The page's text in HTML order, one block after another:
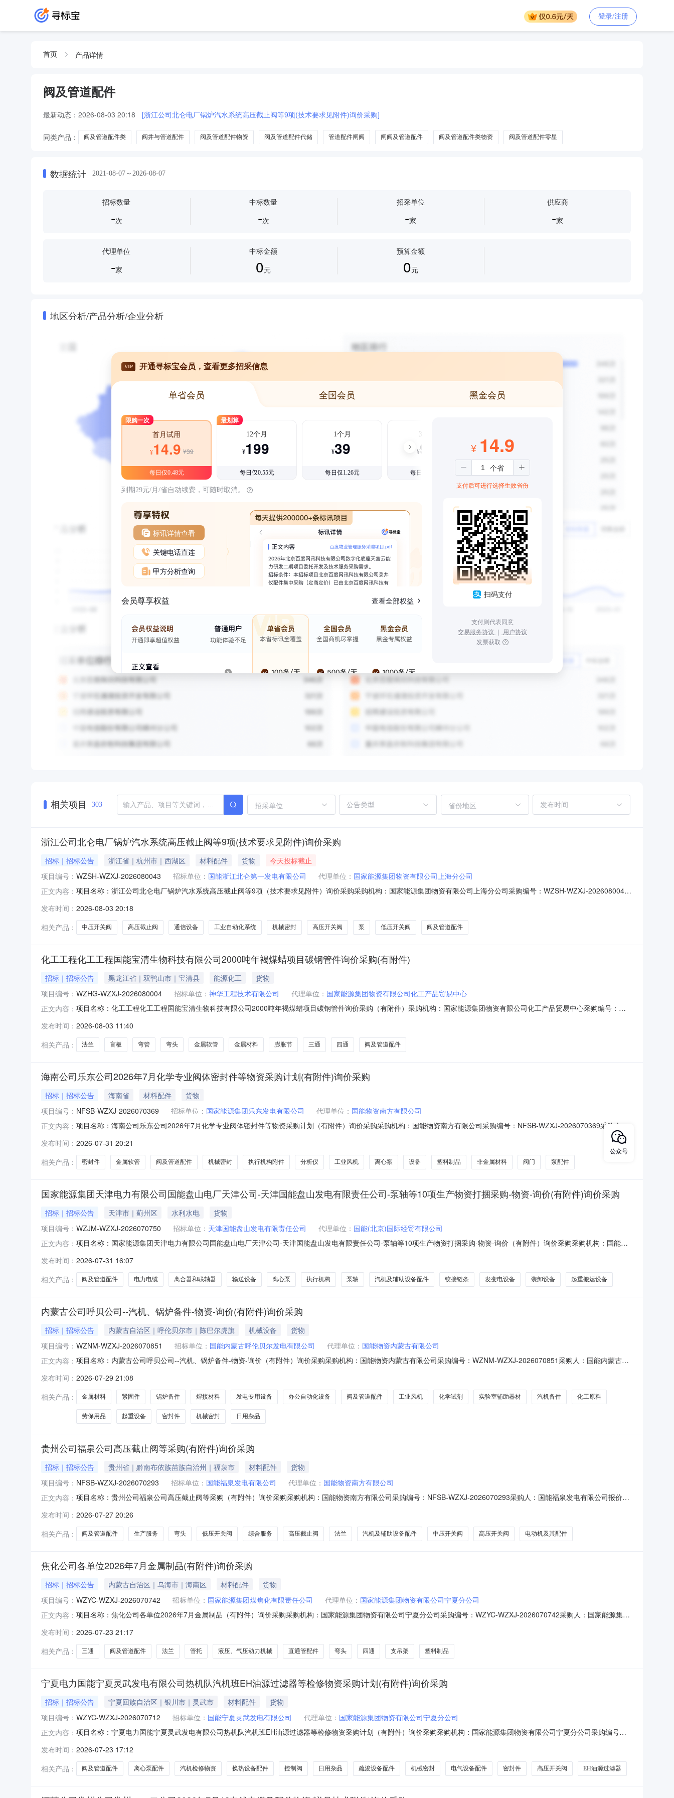
登录/注册
首页 产品详情
阀及管道配件
最新动态： 2026-08-03 20:18 [浙江公司北仑电厂锅炉汽水系统高压截止阀等9项(技术要求见附件)询价采购]
同类产品： 阀及管道配件类 阀井与管道配件 阀及管道配件物资 阀及管道配件代储 管道配件闸阀 闸阀及管道配件 阀及管道配件类物资 阀及管道配件零星
数据统计 2021-08-07～2026-08-07
招标数量
-次
中标数量
-次
招采单位
-家
供应商
-家
代理单位
-家
中标金额
0元
预算金额
0元
地区分析/产品分析/企业分析
VIP 开通寻标宝会员，查看更多招采信息
单省会员 全国会员 黑金会员
限购一次
首月试用
¥14.9 ¥39
每日仅0.48元
最划算
12个月
¥199
每日仅0.55元
1个月
¥39
每日仅1.26元
3个月
¥99
每日仅1.08元
到期29元/月/省自动续费，可随时取消。
标讯详情查看
关键电话直连
甲方分析查询
会员尊享权益 查看全部权益
¥ 14.9
支付后可进行选择生效省份
扫码支付
支付则代表同意
交易服务协议 ｜ 用户协议
发票获取
相关项目 303 招采单位 省份地区
浙江公司北仑电厂锅炉汽水系统高压截止阀等9项(技术要求见附件)询价采购
招标｜招标公告 浙江省｜杭州市｜西湖区 材料配件 货物
今天投标截止
项目编号： WZSH-WZXJ-2026080043 招标单位： 国能浙江北仑第一发电有限公司 代理单位： 国家能源集团物资有限公司上海分公司
正文内容： 项目名称：浙江公司北仑电厂锅炉汽水系统高压截止阀等9项（技术要求见附件）询价采购采购机构：国家能源集团物资有限公司上海分公司采购编号：WZSH-WZXJ-2026080043
用阀门;电气设备及配件-电动机及其配件;阀及管道配件-中压开关阀;通用设备及配件-工业自动化系统;泵及泵配件-其他泵;阀及管道配件-低压开关阀;密封件-机械密封及配件;广电通信
设备及配
发布时间： 2026-08-03 20:18
相关产品：
中压开关阀 高压截止阀 通信设备 工业自动化系统 机械密封 高压开关阀 泵 低压开关阀 阀及管道配件
化工工程化工工程国能宝清生物科技有限公司2000吨年褐煤蜡项目碳钢管件询价采购(有附件)
招标｜招标公告 黑龙江省｜双鸭山市｜宝清县 能源化工
货物
项目编号： WZHG-WZXJ-2026080004 招标单位： 神华工程技术有限公司 代理单位： 国家能源集团物资有限公司化工产品贸易中心
正文内容： 项目名称：化工工程化工工程国能宝清生物科技有限公司2000吨年褐煤蜡项目碳钢管件询价采购（有附件）采购机构：国家能源集团物资有限公司化工产品贸易中心采购编号：
色金属材料及制品;阀及管道配件-膨胀节;阀及管道配件-法兰;阀及管道配件-弯管;阀及管道配件-盲板;阀及管道配件-三通、四通;煤制油化工专用设备及配件-其他煤化工设备及配件;阀
及管道配
发布时间： 2026-08-03 11:40
相关产品：
法兰 盲板 弯管 弯头 金属软管 金属材料 膨胀节 三通 四通 阀及管道配件
海南公司乐东公司2026年7月化学专业阀体密封件等物资采购计划(有附件)询价采购
招标｜招标公告 海南省 材料配件
货物
项目编号： NFSB-WZXJ-2026070369 招标单位： 国家能源集团乐东发电有限公司 代理单位： 国能物资南方有限公司
正文内容： 项目名称：海南公司乐东公司2026年7月化学专业阀体密封件等物资采购计划（有附件）询价采购采购机构：国能物资南方有限公司采购编号：NFSB-WZXJ-2026070369采购人：
国家能源集团乐东发电有限公司报价人资格条件：无资质要求采购方式：询价采购询价方式：公开询价物资分类：阀及管道配件-阀门、执行机构的附件及配件;泵及泵配件-其他泵;泵
及泵配件-离心泵配件;密封件-机械密封及配件;非金属材料及制品-塑料制品;泵及泵配件-离心泵;通用设备及配件-净化设备及配件;仪器仪表-分析仪;通用设备及配件-工业风机和设备及
配
发布时间： 2026-07-31 20:21
相关产品：
密封件 金属软管 阀及管道配件 机械密封 执行机构附件 分析仪 工业风机 离心泵 设备 塑料制品 非金属材料 阀门 泵配件
国家能源集团天津电力有限公司国能盘山电厂天津公司-天津国能盘山发电有限责任公司-泵轴等10项生产物资打捆采购-物资-询价(有附件)询价采购
招标｜招标公告 天津市｜蓟州区 水利水电
货物
项目编号： WZJM-WZXJ-2026070750 招标单位： 天津国能盘山发电有限责任公司 代理单位： 国能(北京)国际经贸有限公司
正文内容： 项目名称：国家能源集团天津电力有限公司国能盘山电厂天津公司-天津国能盘山发电有限责任公司-泵轴等10项生产物资打捆采购-物资-询价（有附件）询价采购采购机构：国能
资分类：发电专用设备及配件-汽机及辅助设备配件;起重搬运设备及配件-输送设备及配件;发电专用设备及配件-发变电设备;阀及管道配件-执行机构;电线电缆-电力电缆;通用设备及配
件-离合器和
发布时间： 2026-07-31 16:07
相关产品：
阀及管道配件 电力电缆 离合器和联轴器 输送设备 离心泵 执行机构 泵轴 汽机及辅助设备配件 铰接链条 发变电设备 装卸设备 起重搬运设备
内蒙古公司呼贝公司--汽机、锅炉备件-物资-询价(有附件)询价采购
招标｜招标公告 内蒙古自治区｜呼伦贝尔市｜陈巴尔虎旗 机械设备
货物
项目编号： WZNM-WZXJ-2026070851 招标单位： 国能内蒙古呼伦贝尔发电有限公司 代理单位： 国能物资内蒙古有限公司
正文内容： 项目名称：内蒙古公司呼贝公司--汽机、锅炉备件-物资-询价（有附件）询价采购采购机构：国能物资内蒙古有限公司采购编号：WZNM-WZXJ-2026070851采购人：国能内蒙古呼
工原料及产品-油漆辅助材料;化工原料及产品-胶粘剂;阀及管道配件-弯头;非金属材料及制品-橡胶制品;阀及管道配件-专用阀门;非金属材料及制品-石棉及其制品;阀及管道配件-直通管
发布时间： 2026-07-29 21:08
相关产品：
金属材料 紧固件 锅炉备件 焊接材料 发电专用设备 办公自动化设备 阀及管道配件 工业风机 化学试剂 实验室辅助器材 汽机备件 化工原料
劳保用品 起重设备 密封件 机械密封 日用杂品
贵州公司福泉公司高压截止阀等采购(有附件)询价采购
招标｜招标公告 贵州省｜黔南布依族苗族自治州｜福泉市 材料配件
货物
项目编号： NFSB-WZXJ-2026070293 招标单位： 国能福泉发电有限公司 代理单位： 国能物资南方有限公司
正文内容： 项目名称：贵州公司福泉公司高压截止阀等采购（有附件）询价采购采购机构：国能物资南方有限公司采购编号：NFSB-WZXJ-2026070293采购人：国能福泉发电有限公司报价人
备及配件-电动机及其配件;阀及管道配件-中压开关阀;工程-通用工程施工;阀及管道配件-低压开关阀;阀及管道配件-法兰;阀及管道配件-高压开关阀;主要技术要求：详见物料信息描
述、附
发布时间： 2026-07-27 20:26
相关产品：
阀及管道配件 生产服务 弯头 低压开关阀 综合服务 高压截止阀 法兰 汽机及辅助设备配件 中压开关阀 高压开关阀 电动机及其配件
焦化公司各单位2026年7月金属制品(有附件)询价采购
招标｜招标公告 内蒙古自治区｜乌海市｜海南区 材料配件
货物
项目编号： WZYC-WZXJ-2026070742 招标单位： 国家能源集团煤焦化有限责任公司 代理单位： 国家能源集团物资有限公司宁夏分公司
正文内容： 项目名称：焦化公司各单位2026年7月金属制品（有附件）询价采购采购机构：国家能源集团物资有限公司宁夏分公司采购编号：WZYC-WZXJ-2026070742采购人：国家能源集团
件-直通管配件;铁路专用设备及配件-大型养路机械设备配件;阀及管道配件-支吊架、管托;非金属材料及制品-塑料制品;阀及管道配件-法兰;通用设备及配件-液压、气压动力机械及其
配件;阀
发布时间： 2026-07-23 21:17
相关产品：
三通 阀及管道配件 法兰 管托 液压、气压动力机械 直通管配件 弯头 四通 支吊架 塑料制品
宁夏电力国能宁夏灵武发电有限公司热机队汽机班EH油源过滤器等检修物资采购计划(有附件)询价采购
招标｜招标公告 宁夏回族自治区｜银川市｜灵武市 材料配件
货物
项目编号： WZYC-WZXJ-2026070712 招标单位： 国能宁夏灵武发电有限公司 代理单位： 国家能源集团物资有限公司宁夏分公司
正文内容： 项目名称：宁夏电力国能宁夏灵武发电有限公司热机队汽机班EH油源过滤器等检修物资采购计划（有附件）询价采购采购机构：国家能源集团物资有限公司宁夏分公司采购编号：
设备配件;通用设备及配件-换热设备及配件;密封件-其他密封件;泵及泵配件-离心泵配件;密封件-机械密封及配件;电气设备及配件-其他电气设备及配件;阀及管道配件-高压开关阀;阀及
管道配件-控
发布时间： 2026-07-23 17:12
相关产品：
阀及管道配件 离心泵配件 汽机检修物资 换热设备配件 控制阀 日用杂品 疏浚设备配件 机械密封 电气设备配件 密封件 高压开关阀 EH油源过滤器
公众号